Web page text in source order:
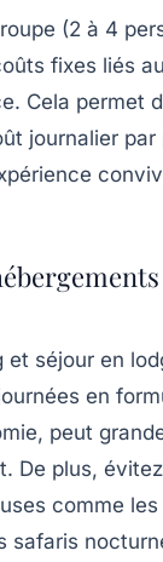
(2 à 4
fixes liés
Cela permet
journalier par
et séjour en
en
peut
De plus,
comme
safaris